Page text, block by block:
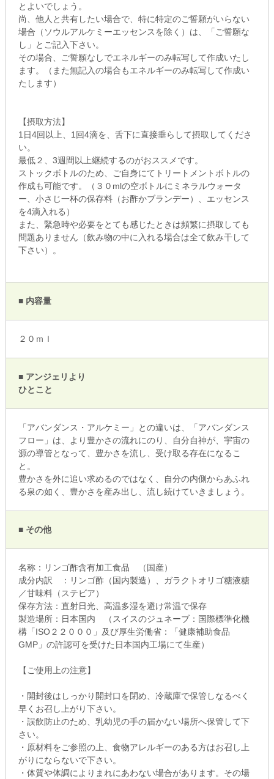
とよいでしょう。
尚、他人と共有したい場合で、特に特定のご誓願がいらない
場合（ソウルアルケミーエッセンスを除く）は、「ご誓願な
し」とご記入下さい。
その場合、ご誓願なしでエネルギーのみ転写して作成いたし
ます。（また無記入の場合もエネルギーのみ転写して作成い
たします）
【摂取方法】
1日4回以上、1回4滴を、舌下に直接垂らして摂取してくださ
い。
最低２、3週間以上継続するのがおススメです。
ストックボトルのため、ご自身にてトリートメントボトルの
作成も可能です。（３０mlの空ボトルにミネラルウォータ
ー、小さじ一杯の保存料（お酢かブランデー）、エッセンス
を4滴入れる）
また、緊急時や必要をとても感じたときは頻繁に摂取しても
問題ありません（飲み物の中に入れる場合は全て飲み干して
下さい）。
■ 内容量
２０ｍｌ
■ アンジェリより
ひとこと
「アバンダンス・アルケミー」との違いは、「アバンダンス
フロー」は、より豊かさの流れにのり、自分自神が、宇宙の
源の導管となって、豊かさを流し、受け取る存在になるこ
と。
豊かさを外に追い求めるのではなく、自分の内側からあふれ
る泉の如く、豊かさを産み出し、流し続けていきましょう。
■ その他
名称：リンゴ酢含有加工食品 （国産）
成分内訳 ：リンゴ酢（国内製造）、ガラクトオリゴ糖液糖
／甘味料（ステビア）
保存方法：直射日光、高温多湿を避け常温で保存
製造場所：日本国内 （スイスのジュネーブ：国際標準化機
構「ISO２２０００」及び厚生労働省：「健康補助食品
GMP」の許認可を受けた日本国内工場にて生産）
【ご使用上の注意】
・開封後はしっかり開封口を閉め、冷蔵庫で保管しなるべく
早くお召し上がり下さい。
・誤飲防止のため、乳幼児の手の届かない場所へ保管して下
さい。
・原材料をご参照の上、食物アレルギーのある方はお召し上
がりにならないで下さい。
・体質や体調によりまれにあわない場合があります。その場